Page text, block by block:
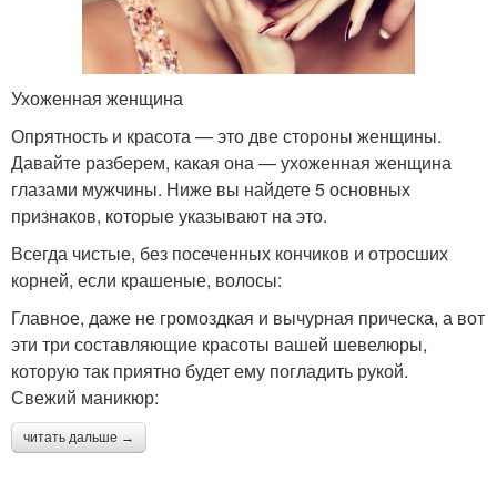
Ухоженная женщина
Опрятность и красота — это две стороны женщины.
Давайте разберем, какая она — ухоженная женщина
глазами мужчины. Ниже вы найдете 5 основных
признаков, которые указывают на это.
Всегда чистые, без посеченных кончиков и отросших
корней, если крашеные, волосы:
Главное, даже не громоздкая и вычурная прическа, а вот
эти три составляющие красоты вашей шевелюры,
которую так приятно будет ему погладить рукой.
Свежий маникюр:
читать дальше →